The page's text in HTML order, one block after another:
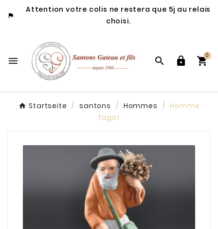

Attention votre colis ne restera que 5j au relais
choisi.
   
0
Startseite santons Hommes
Homme
fagot